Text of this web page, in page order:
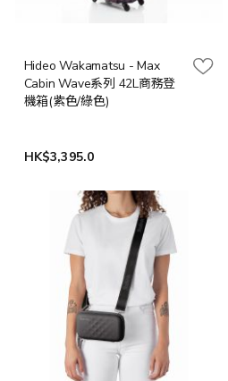
Hideo Wakamatsu - Max
Cabin Wave系列 42L商務登
機箱(紫色/綠色)
HK$3,395.0